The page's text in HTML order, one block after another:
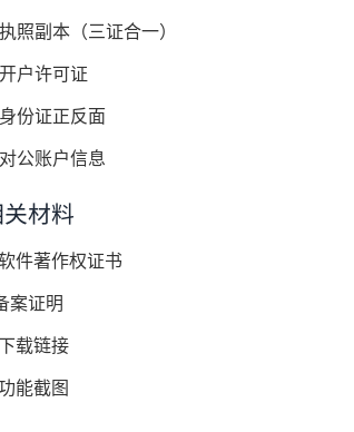
照副本（三证合一）
户许可证
份证正反面
公账户信息
材料
件著作权证书
案证明
载链接
能截图